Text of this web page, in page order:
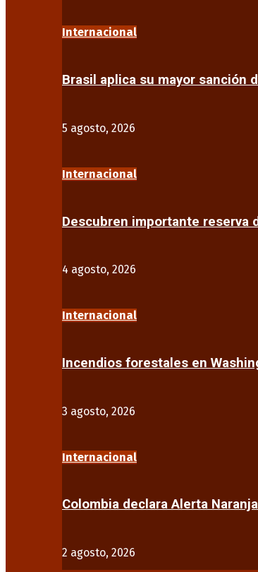
Internacional
Brasil aplica su mayor sanción
5 agosto, 2026
Internacional
Descubren importante reserva
4 agosto, 2026
Internacional
Incendios forestales en
3 agosto, 2026
Internacional
Colombia declara Alerta
2 agosto, 2026